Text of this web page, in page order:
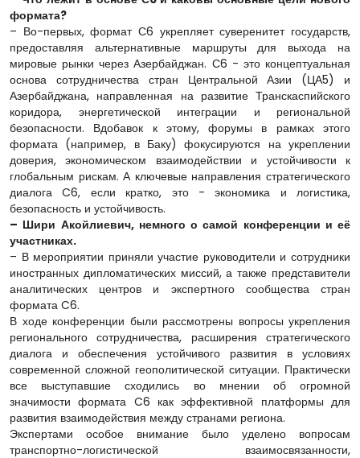
формата?
– Во-первых, формат С6 укрепляет суверенитет государств,
предоставляя альтернативные маршруты для выхода на
мировые рынки через Азербайджан. С6 - это концептуальная
основа сотрудничества стран Центральной Азии (ЦА5) и
Азербайджана, направленная на развитие Транскаспийского
коридора, энергетической интеграции и региональной
безопасности. Вдобавок к этому, форумы в рамках этого
формата (например, в Баку) фокусируются на укреплении
доверия, экономическом взаимодействии и устойчивости к
глобальным рискам. А ключевые направления стратегического
диалога C6, если кратко, это - экономика и логистика,
безопасность и устойчивость.
– Шири Акойлиевич, немного о самой конференции и её
участниках.
– В мероприятии приняли участие руководители и сотрудники
иностранных дипломатических миссий, а также представители
аналитических центров и экспертного сообщества стран
формата C6.
В ходе конференции были рассмотрены вопросы укрепления
регионального сотрудничества, расширения стратегического
диалога и обеспечения устойчивого развития в условиях
современной сложной геополитической ситуации. Практически
все выступавшие сходились во мнении об огромной
значимости формата C6 как эффективной платформы для
развития взаимодействия между странами региона.
Экспертами особое внимание было уделено вопросам
транспортно-логистической взаимосвязанности,